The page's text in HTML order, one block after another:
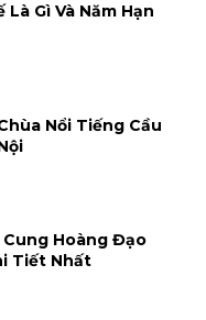
Gì Và Năm Hạn
Nổi Tiếng Cầu
Cung Hoàng Đạo
Tiết Nhất